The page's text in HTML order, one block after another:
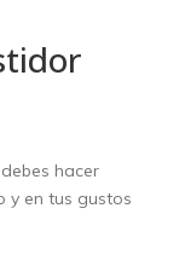
hacer
y en tus gustos